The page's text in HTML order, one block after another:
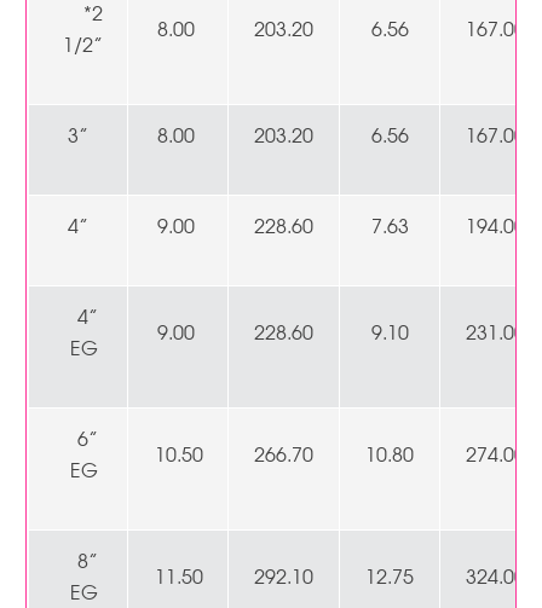
*2
1/2”
8.00 203.20 6.56 167.00
3” 8.00 203.20 6.56 167.00
4” 9.00 228.60 7.63 194.00
4”
EG
9.00 228.60 9.10 231.00
6”
EG
10.50 266.70 10.80 274.00
8”
EG
11.50 292.10 12.75 324.00